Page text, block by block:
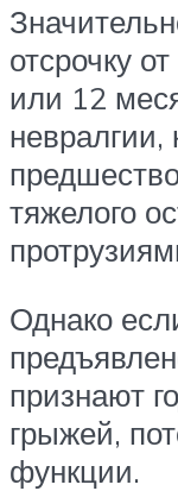
отсрочку
или 12
невралгии,
тяжелого
Однако
признают
грыжей,
функции.